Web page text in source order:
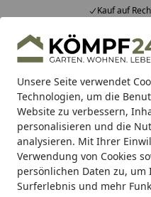
Unsere Seite verwendet
Technologien, um die
Website zu verbessern,
personalisieren und die
analysieren. Mit Ihrer
Verwendung von Cookies
persönlichen Daten zu,
Surferlebnis und mehr
Kauf auf
Alle Produkte
Mein Konto
Suchen
Startseite
Sales & Angebote
B-Ware
ROMO
Breite 180